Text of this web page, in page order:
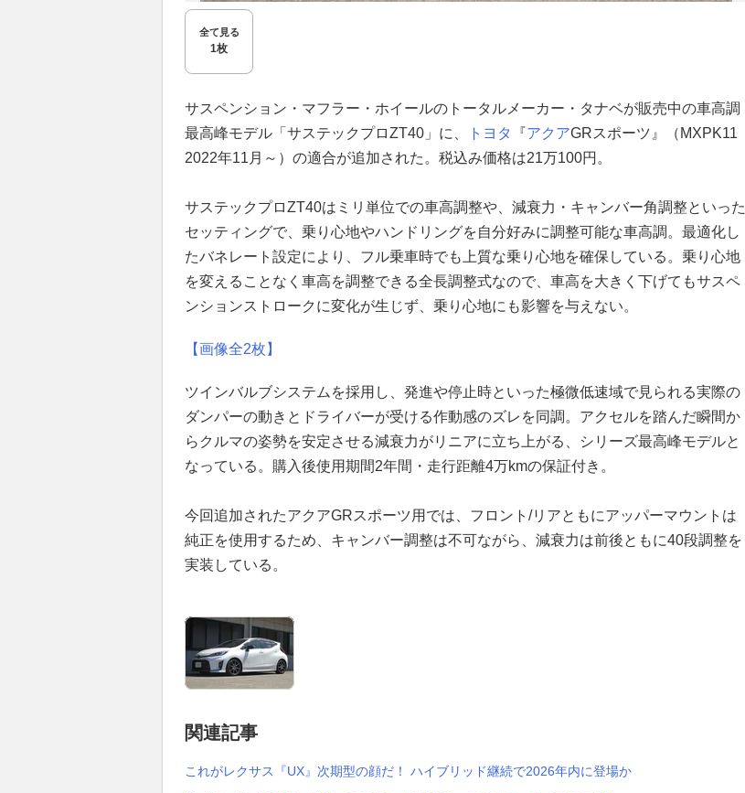
全て見る
1枚
サスペンション・マフラー・ホイールのトータルメーカー・タナベが販売中の車高調
最高峰モデル「サステックプロZT40」に、
トヨタ 『アクアGRスポーツ』（MXPK11
2022年11月～）の適合が追加された。税込み価格は21万100円。
サステックプロZT40はミリ単位での車高調整や、減衰力・キャンバー角調整といった
セッティングで、乗り心地やハンドリングを自分好みに調整可能な車高調。最適化し
たバネレート設定により、フル乗車時でも上質な乗り心地を確保している。乗り心地
を変えることなく車高を調整できる全長調整式なので、車高を大きく下げてもサスペ
ンションストロークに変化が生じず、乗り心地にも影響を与えない。
【画像全2枚】
ツインバルブシステムを採用し、発進や停止時といった極微低速域で見られる実際の
ダンパーの動きとドライバーが受ける作動感のズレを同調。アクセルを踏んだ瞬間か
らクルマの姿勢を安定させる減衰力がリニアに立ち上がる、シリーズ最高峰モデルと
なっている。購入後使用期間2年間・走行距離4万kmの保証付き。
今回追加されたアクアGRスポーツ用では、フロント/リアともにアッパーマウントは
純正を使用するため、キャンバー調整は不可ながら、減衰力は前後ともに40段調整を
実装している。
関連記事
これがレクサス『UX』次期型の顔だ！ ハイブリッド継続で2026年内に登場か